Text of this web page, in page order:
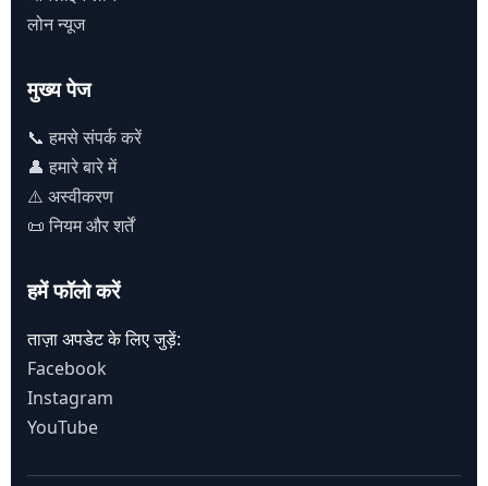
लोन न्यूज
मुख्य पेज
📞 हमसे संपर्क करें
👤 हमारे बारे में
⚠️ अस्वीकरण
📜 नियम और शर्तें
हमें फॉलो करें
ताज़ा अपडेट के लिए जुड़ें:
Facebook
Instagram
YouTube